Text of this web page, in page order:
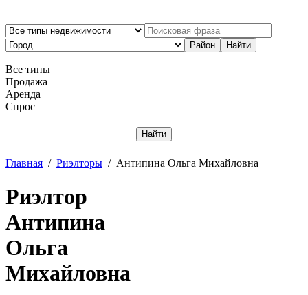
Все типы
Продажа
Аренда
Спрос
Главная / Риэлторы / Антипина Ольга Михайловна
Риэлтор
Антипина
Ольга
Михайловна